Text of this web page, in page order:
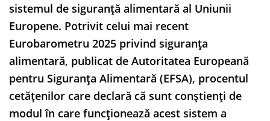
sistemul de siguranță alimentară al Uniunii
Europene. Potrivit celui mai recent
Eurobarometru 2025 privind siguranța
alimentară, publicat de Autoritatea Europeană
pentru Siguranța Alimentară (EFSA), procentul
cetățenilor care declară că sunt conștienți de
modul în care funcționează acest sistem a